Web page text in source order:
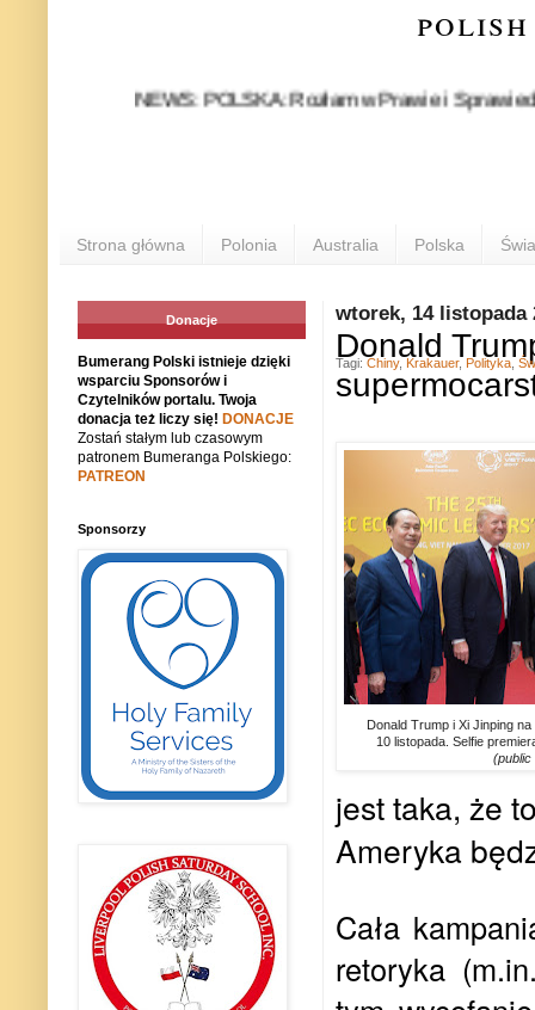
NEWS: POLSKA: Rozłam w Prawie i
Strona główna Polonia Australia Polska
wtorek, 14 listopada
Donald
Donald Trump i Xi Jinping
10 listopada. Selfie
(public
jest taka, że
Ameryka
Cała
retoryka
Tagi: Chiny, Krakauer, Polityka
Donacje
Bumerang Polski istnieje dzięki
wsparciu Sponsorów i
Czytelników portalu. Twoja
donacja też liczy się! DONACJE
Zostań stałym lub czasowym
patronem Bumeranga Polskiego:
PATREON
Sponsorzy